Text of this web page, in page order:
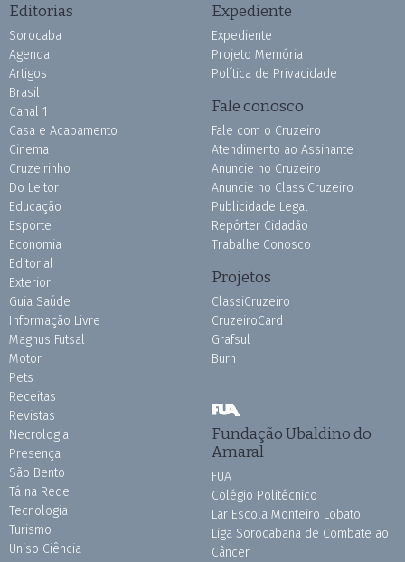
Editorias
Sorocaba
Agenda
Artigos
Brasil
Canal 1
Casa e Acabamento
Cinema
Cruzeirinho
Do Leitor
Educação
Esporte
Economia
Editorial
Exterior
Guia Saúde
Informação Livre
Magnus Futsal
Motor
Pets
Receitas
Revistas
Necrologia
Presença
São Bento
Tá na Rede
Tecnologia
Turismo
Uniso Ciência
Expediente
Expediente
Projeto Memória
Política de Privacidade
Fale conosco
Fale com o Cruzeiro
Atendimento ao Assinante
Anuncie no Cruzeiro
Anuncie no ClassiCruzeiro
Publicidade Legal
Repórter Cidadão
Trabalhe Conosco
Projetos
ClassiCruzeiro
CruzeiroCard
Grafsul
Burh
Fundação Ubaldino do
Amaral
FUA
Colégio Politécnico
Lar Escola Monteiro Lobato
Liga Sorocabana de Combate ao
Câncer